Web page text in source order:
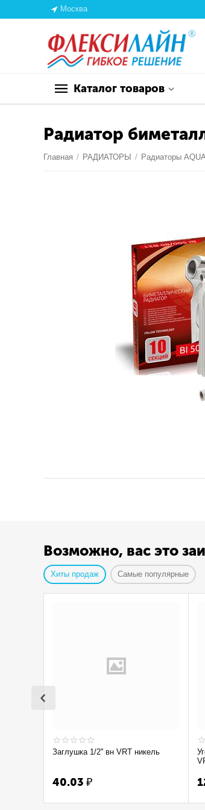
Москва
Каталог товаров
Радиатор
Главная / РАДИАТОРЫ / Радиаторы
Возможно, вас это
Хиты продаж Самые популярные
Заглушка 1/2'' вн VRT никель
40.03 ₽